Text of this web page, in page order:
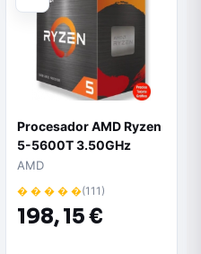
Procesador AMD Ryzen
5-5600T 3.50GHz
Socket AM4
AMD
� � � � �(111)
198,15 €